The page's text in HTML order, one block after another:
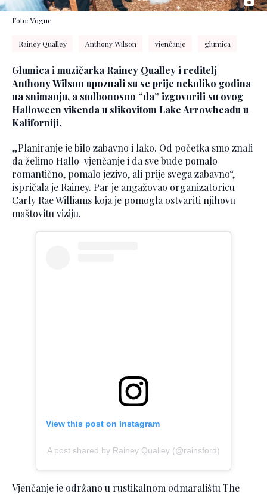
Foto: Vogue
Rainey Qualley Anthony Wilson vjenčanje glumica
Glumica i muzičarka Rainey Qualley i reditelj
Anthony Wilson upoznali su se prije nekoliko godina
na snimanju, a sudbonosno “da” izgovorili su ovog
Halloween vikenda u slikovitom Lake Arrowheadu u
Kaliforniji.
„Planiranje je bilo zabavno i lako. Od početka smo znali
da želimo Hallo-vjenčanje i da sve bude pomalo
romantično, pomalo jezivo, ali prije svega zabavno“,
ispričala je Rainey. Par je angažovao organizatoricu
Carly Rae Williams koja je pomogla ostvariti njihovu
maštovitu viziju.
View this post on Instagram
A post shared by Rainey Qualley (@rainsford)
Vjenčanje je održano u rustikalnom odmaralištu The